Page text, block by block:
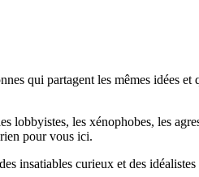
qui partagent les mêmes idées
lobbyistes, les xénophobes, les
pour vous ici.
insatiables curieux et des